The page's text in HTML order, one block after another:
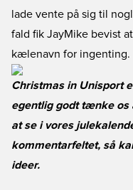
lade vente på sig til
fald fik JayMike bevist
kælenavn for ingenting.
Christmas in Unisport
egentlig godt tænke os
at se i vores
kommentarfeltet, så
ideer.